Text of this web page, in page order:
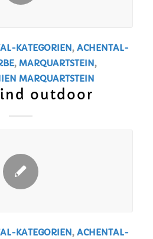
KATEGORIEN,ACHENTAL-
, MARQUARTSTEIN,
MARQUARTSTEIN
outdoor
KATEGORIEN,ACHENTAL-